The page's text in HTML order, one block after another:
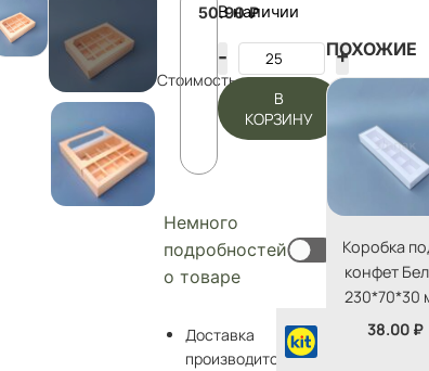
Стоимость:
50.90₽
В наличии
В
КОРЗИНУ
Немного
подробностей
о товаре
Доставка
производится
ПОХОЖИЕ
Коробка
конфет
230*70*30
38.00 ₽